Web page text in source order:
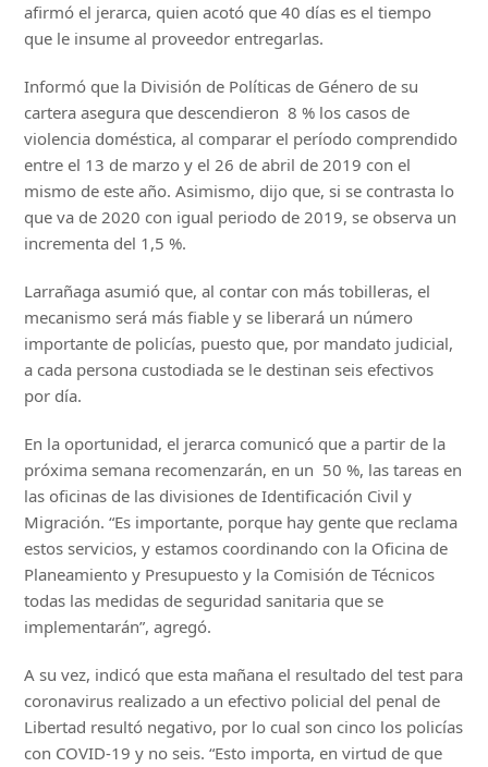
afirmó el jerarca, quien acotó que 40 días es el tiempo
que le insume al proveedor entregarlas.
Informó que la División de Políticas de Género de su
cartera asegura que descendieron 8 % los casos de
violencia doméstica, al comparar el período comprendido
entre el 13 de marzo y el 26 de abril de 2019 con el
mismo de este año. Asimismo, dijo que, si se contrasta lo
que va de 2020 con igual periodo de 2019, se observa un
incrementa del 1,5 %.
Larrañaga asumió que, al contar con más tobilleras, el
mecanismo será más fiable y se liberará un número
importante de policías, puesto que, por mandato judicial,
a cada persona custodiada se le destinan seis efectivos
por día.
En la oportunidad, el jerarca comunicó que a partir de la
próxima semana recomenzarán, en un 50 %, las tareas en
las oficinas de las divisiones de Identificación Civil y
Migración. “Es importante, porque hay gente que reclama
estos servicios, y estamos coordinando con la Oficina de
Planeamiento y Presupuesto y la Comisión de Técnicos
todas las medidas de seguridad sanitaria que se
implementarán”, agregó.
A su vez, indicó que esta mañana el resultado del test para
coronavirus realizado a un efectivo policial del penal de
Libertad resultó negativo, por lo cual son cinco los policías
con COVID-19 y no seis. “Esto importa, en virtud de que